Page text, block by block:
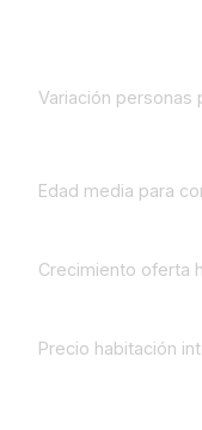
Variación personas
Edad media para
Crecimiento oferta
Precio habitación